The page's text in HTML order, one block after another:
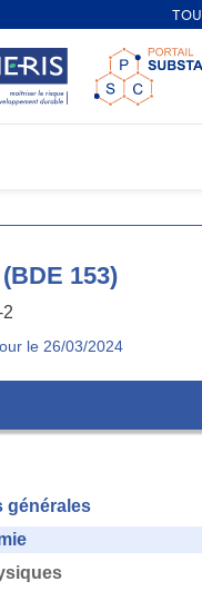
153)
le 26/03/2024
générales